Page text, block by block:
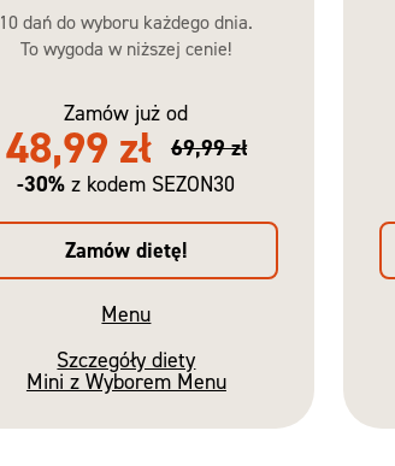
10 dań do wyboru każdego dnia.
To wygoda w niższej cenie!
Zamów już od
48,99 zł
69,99 zł
-30% z kodem SEZON30
Zamów dietę!
Menu
Szczegóły diety
Mini z Wyborem Menu